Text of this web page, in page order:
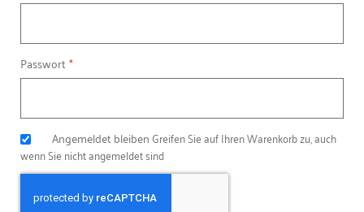
Passwort
Angemeldet bleiben Greifen Sie auf Ihren Warenkorb zu, auch
wenn Sie nicht angemeldet sind